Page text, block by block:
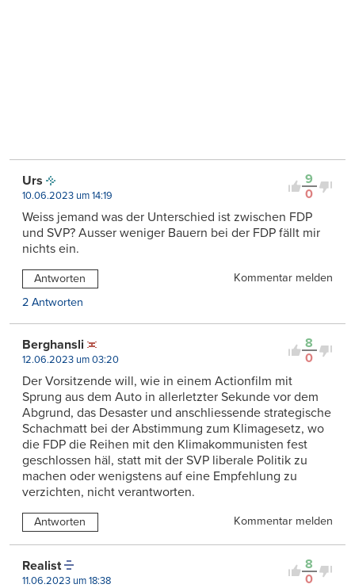
9
0
Urs
10.06.2023 um 14:19
Weiss jemand was der Unterschied ist zwischen FDP
und SVP? Ausser weniger Bauern bei der FDP fällt mir
nichts ein.
Antworten
Kommentar melden
2 Antworten
8
0
Berghansli
12.06.2023 um 03:20
Der Vorsitzende will, wie in einem Actionfilm mit
Sprung aus dem Auto in allerletzter Sekunde vor dem
Abgrund, das Desaster und anschliessende strategische
Schachmatt bei der Abstimmung zum Klimagesetz, wo
die FDP die Reihen mit den Klimakommunisten fest
geschlossen häl, statt mit der SVP liberale Politik zu
machen oder wenigstens auf eine Empfehlung zu
verzichten, nicht verantworten.
Antworten Kommentar melden
8
0
Realist
11.06.2023 um 18:38